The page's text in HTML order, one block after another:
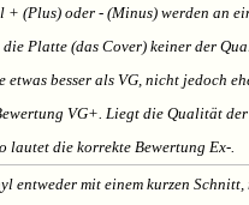
+ (Plus) oder - (Minus) werden an
die Platte (das Cover) keiner der
etwas besser als VG, nicht jedoch
VG+. Liegt die Qualität
lautet die korrekte Bewertung Ex-.
entweder mit einem kurzen